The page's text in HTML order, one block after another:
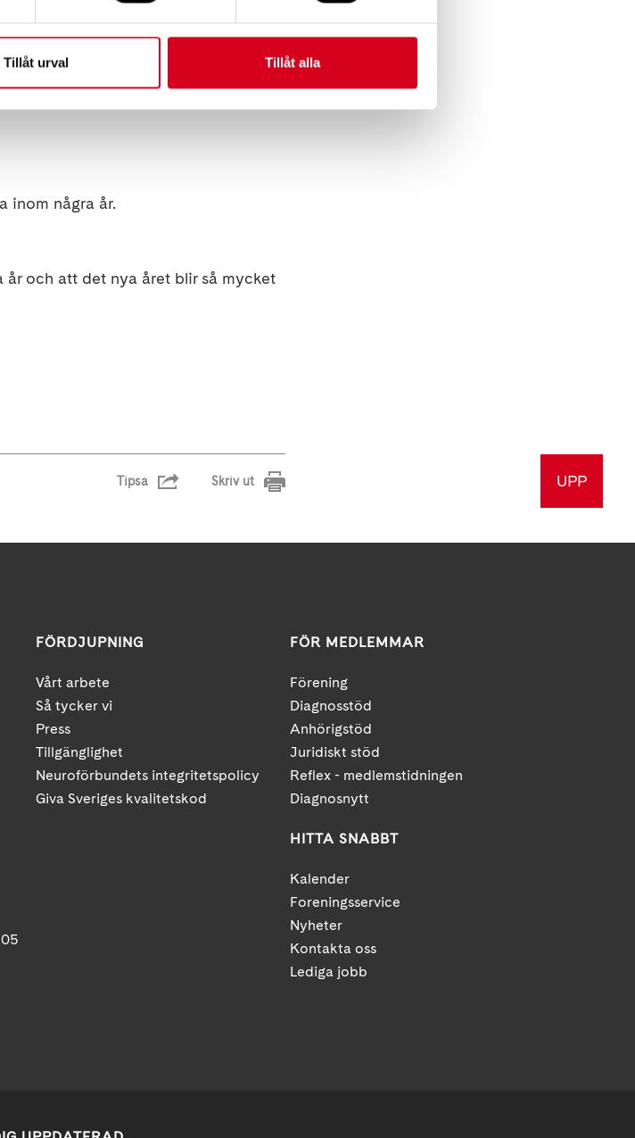
Tillåt urval Tillåt alla
inom några år.
och att det nya året blir så mycket
Tipsa Skriv ut UPP
FÖRDJUPNING
Vårt arbete
Så tycker vi
Press
Tillgänglighet
Neuroförbundets integritetspolicy
Giva Sveriges kvalitetskod
FÖR MEDLEMMAR
Förening
Diagnosstöd
Anhörigstöd
Juridiskt stöd
Reflex - medlemstidningen
Diagnosnytt
HITTA SNABBT
Kalender
Foreningsservice
Nyheter
Kontakta oss
Lediga jobb